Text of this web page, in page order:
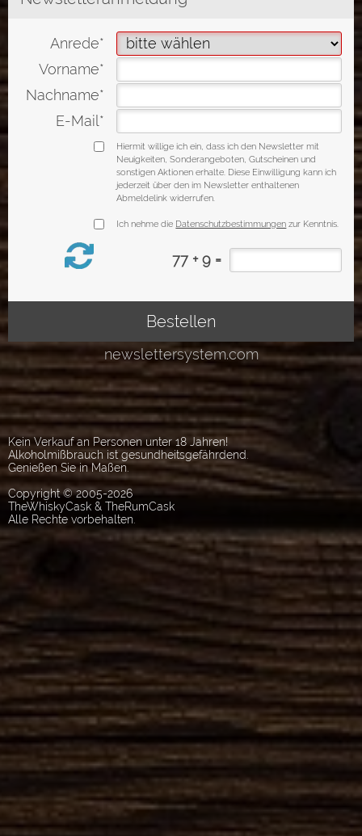
Kein Verkauf an Personen unter 18 Jahren!
Alkoholmißbrauch ist gesundheitsgefährdend.
Genießen Sie in Maßen.
Copyright © 2005-2026
TheWhiskyCask & TheRumCask
Alle Rechte vorbehalten.